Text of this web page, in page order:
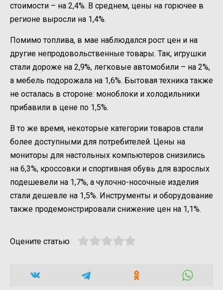
стоимости – на 2,4%. В среднем, цены на горючее в
регионе выросли на 1,4%.
Помимо топлива, в мае наблюдался рост цен и на
другие непродовольственные товары. Так, игрушки
стали дороже на 2,9%, легковые автомобили – на 2%,
а мебель подорожала на 1,6%. Бытовая техника также
не осталась в стороне: моноблоки и холодильники
прибавили в цене по 1,5%.
В то же время, некоторые категории товаров стали
более доступными для потребителей. Цены на
мониторы для настольных компьютеров снизились
на 6,3%, кроссовки и спортивная обувь для взрослых
подешевели на 1,7%, а чулочно-носочные изделия
стали дешевле на 1,5%. Инструменты и оборудование
также продемонстрировали снижение цен на 1,1%.
Оцените статью